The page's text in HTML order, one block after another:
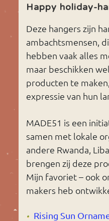
Happy holiday-
Deze hangers zijn
ambachtsmensen,
hebben vaak alles
maar beschikken
producten te
expressie van hun
MADE51 is een
samen met lokale
andere Rwanda,
brengen zij deze
Mijn favoriet – ook
makers heb
Rising Sun